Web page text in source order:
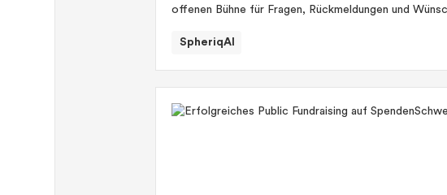
offenen Bühne für Fragen, Rückmeldungen und
SpheriqAI